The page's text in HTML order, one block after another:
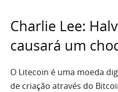
Charlie Lee:
causará um
O Litecoin é uma moeda
de criação através do